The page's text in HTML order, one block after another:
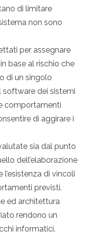
di limitare
non sono
per assegnare
base al rischio che
di un singolo
software dei sistemi
comportamenti
di aggirare i
sia dal punto
dell’elaborazione
di vincoli
previsti.
ed architettura
rendono un
informatici.